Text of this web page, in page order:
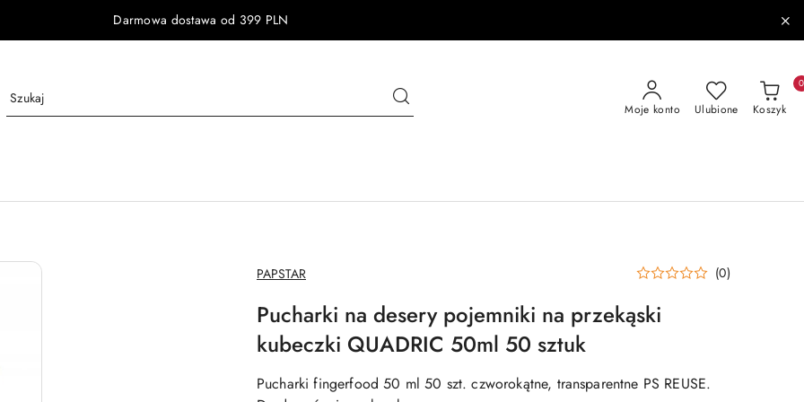
Darmowa dostawa od 399 PLN
Moje konto Ulubione Koszyk
0
NAZWA
PRODUCENTA:
PAPSTAR (0)
Pucharki na desery pojemniki na przekąski
kubeczki QUADRIC 50ml 50 sztuk
Pucharki fingerfood 50 ml 50 szt. czworokątne, transparentne PS REUSE.